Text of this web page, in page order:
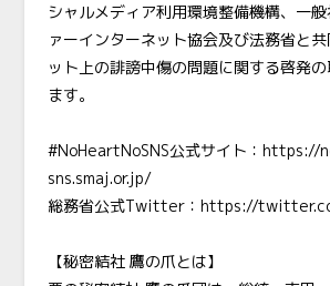
シャルメディア利用環境整備機構、一
ァーインターネット協会及び法務省と
ット上の誹謗中傷の問題に関する啓発
ます。
#NoHeartNoSNS公式サイト： https://
sns.smaj.or.jp/
総務省公式Twitter： https://
【秘密結社 鷹の爪とは】